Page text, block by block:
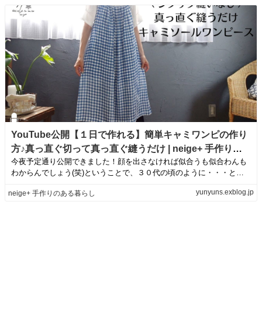
YouTube公開【１日で作れる】簡単キャミワンピの作り
方♪真っ直ぐ切って真っ直ぐ縫うだけ | neige+ 手作りの
ある暮らし
今夜予定通り公開できました！顔を出さなければ似合うも似合わんも
わからんでしょう(笑)ということで、３０代の頃のように・・・とは
neige+ 手作りのある暮らし yunyuns.exblog.jp